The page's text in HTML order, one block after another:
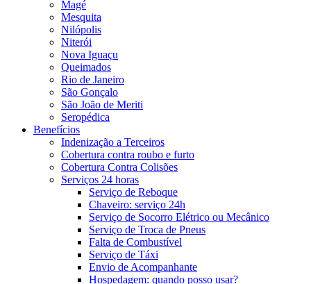
Magé
Mesquita
Nilópolis
Niterói
Nova Iguaçu
Queimados
Rio de Janeiro
São Gonçalo
São João de Meriti
Seropédica
Benefícios
Indenização a Terceiros
Cobertura contra roubo e furto
Cobertura Contra Colisões
Serviços 24 horas
Serviço de Reboque
Chaveiro: serviço 24h
Serviço de Socorro Elétrico ou Mecânico
Serviço de Troca de Pneus
Falta de Combustível
Serviço de Táxi
Envio de Acompanhante
Hospedagem: quando posso usar?